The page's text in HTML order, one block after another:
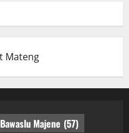
Bawaslu Majene (57)